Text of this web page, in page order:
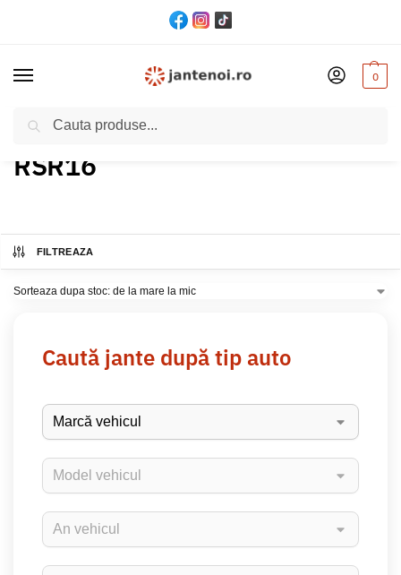
0
Acasă Produs Model / RSR16
RSR16
FILTREAZA
Caută jante după tip auto